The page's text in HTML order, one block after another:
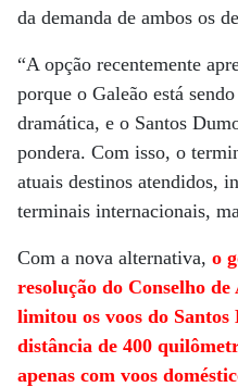
da demanda de ambos os
“A opção recentemente
porque o Galeão está
dramática, e o Santos
pondera. Com isso, o
atuais destinos atendidos,
terminais internacionais,
Com a nova alternativa, o
resolução do Conselho
limitou os voos do
distância de 400
apenas com voos